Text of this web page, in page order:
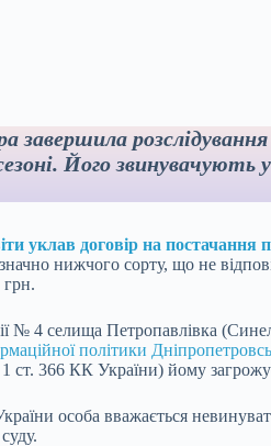
Його
уклав договір на постачання
нижчого сорту, що не
грн.
№ 4 селища Петропавлівка
політики
ст. 366 КК України) йому
особа вважається